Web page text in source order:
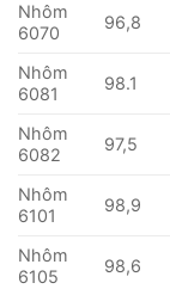
Nhôm
6070
96,8
Nhôm
6081
98.1
Nhôm
6082
97,5
Nhôm
6101
98,9
Nhôm
6105
98,6